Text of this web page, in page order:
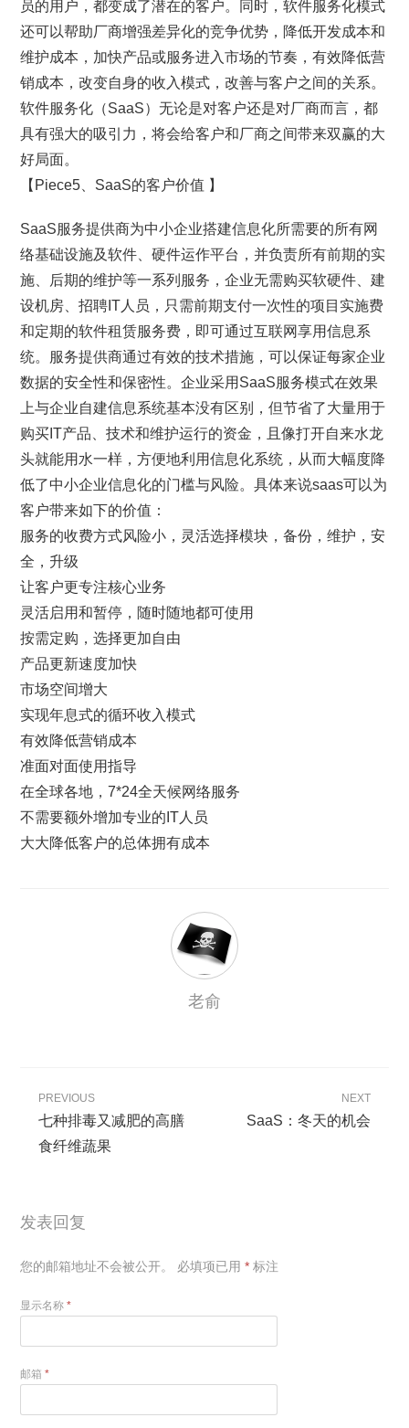
员的用户，都变成了潜在的客户。同时，软件服务化模式
还可以帮助厂商增强差异化的竞争优势，降低开发成本和
维护成本，加快产品或服务进入市场的节奏，有效降低营
销成本，改变自身的收入模式，改善与客户之间的关系。
软件服务化（SaaS）无论是对客户还是对厂商而言，都
具有强大的吸引力，将会给客户和厂商之间带来双赢的大
好局面。
【Piece5、SaaS的客户价值 】
SaaS服务提供商为中小企业搭建信息化所需要的所有网
络基础设施及软件、硬件运作平台，并负责所有前期的实
施、后期的维护等一系列服务，企业无需购买软硬件、建
设机房、招聘IT人员，只需前期支付一次性的项目实施费
和定期的软件租赁服务费，即可通过互联网享用信息系
统。服务提供商通过有效的技术措施，可以保证每家企业
数据的安全性和保密性。企业采用SaaS服务模式在效果
上与企业自建信息系统基本没有区别，但节省了大量用于
购买IT产品、技术和维护运行的资金，且像打开自来水龙
头就能用水一样，方便地利用信息化系统，从而大幅度降
低了中小企业信息化的门槛与风险。具体来说saas可以为
客户带来如下的价值：
服务的收费方式风险小，灵活选择模块，备份，维护，安
全，升级
让客户更专注核心业务
灵活启用和暂停，随时随地都可使用
按需定购，选择更加自由
产品更新速度加快
市场空间增大
实现年息式的循环收入模式
有效降低营销成本
准面对面使用指导
在全球各地，7*24全天候网络服务
不需要额外增加专业的IT人员
大大降低客户的总体拥有成本
老俞
PREVIOUS
七种排毒又减肥的高膳
食纤维蔬果
NEXT
SaaS：冬天的机会
发表回复
您的邮箱地址不会被公开。 必填项已用* 标注
显示名称*
邮箱*